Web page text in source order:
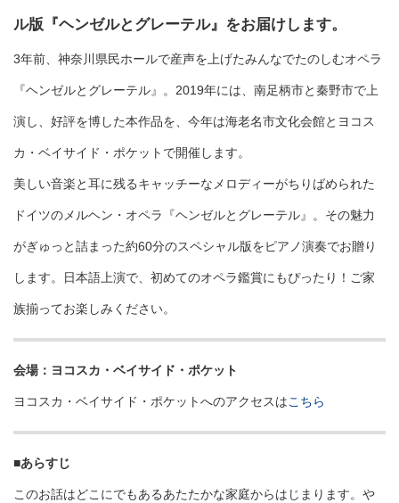
ル版『ヘンゼルとグレーテル』をお届けします。
3年前、神奈川県民ホールで産声を上げたみんなでたのしむオペラ
『ヘンゼルとグレーテル』。2019年には、南足柄市と秦野市で上
演し、好評を博した本作品を、今年は海老名市文化会館とヨコス
カ・ベイサイド・ポケットで開催します。
美しい音楽と耳に残るキャッチーなメロディーがちりばめられた
ドイツのメルヘン・オペラ『ヘンゼルとグレーテル』。その魅力
がぎゅっと詰まった約60分のスペシャル版をピアノ演奏でお贈り
します。日本語上演で、初めてのオペラ鑑賞にもぴったり！ご家
族揃ってお楽しみください。
会場：ヨコスカ・ベイサイド・ポケット
ヨコスカ・ベイサイド・ポケットへのアクセスはこちら
■あらすじ
このお話はどこにでもあるあたたかな家庭からはじまります。や